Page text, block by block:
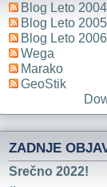
Blog Leto 2004
Blog Leto 2005
Blog Leto 2006
Wega
Marako
GeoStik
ZADNJE
Srečno 2022!